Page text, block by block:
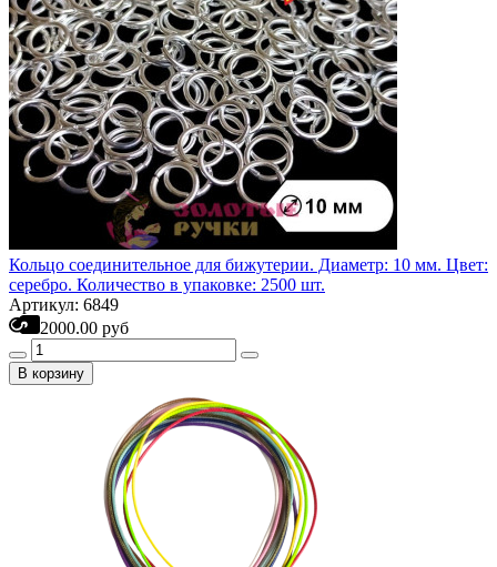
Кольцо соединительное для бижутерии. Диаметр: 10 мм. Цвет:
серебро. Количество в упаковке: 2500 шт.
Артикул: 6849
2000.00 руб
В корзину